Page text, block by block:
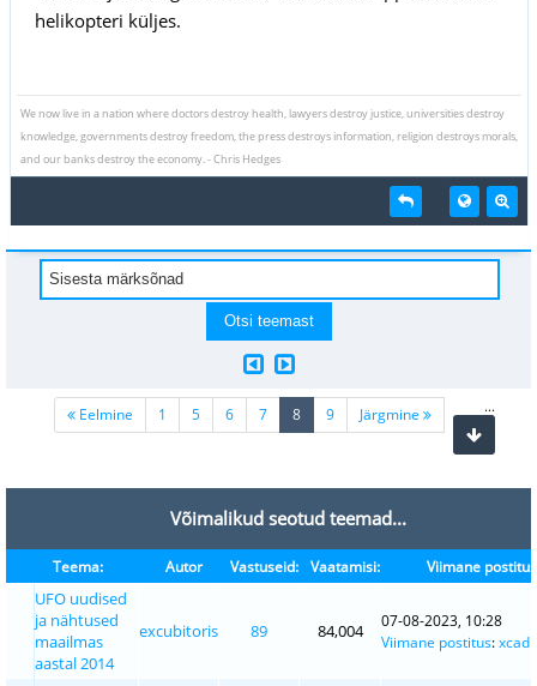
helikopteri küljes.
We now live in a nation where doctors destroy health, lawyers destroy justice, universities destroy
knowledge, governments destroy freedom, the press destroys information, religion destroys morals,
and our banks destroy the economy. - Chris Hedges
Eelmine 1 ...
5 6 7 8(current)
9 Järgmine
Võimalikud seotud teemad...
Teema: Autor Vastuseid: Vaatamisi: Viimane postitus
UFO uudised
ja nähtused
maailmas
aastal 2014
excubitoris 89 84,004
07-08-2023, 10:28
Viimane postitus:xcad